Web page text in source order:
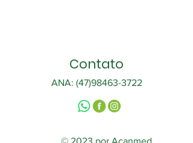
Contato
ANA: (47)98463-3722
© 2023 por Acanmed.